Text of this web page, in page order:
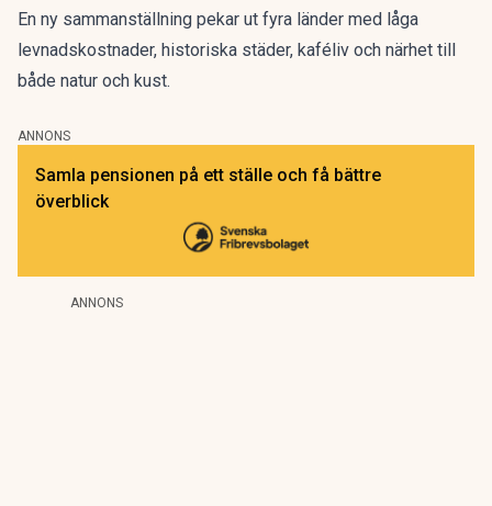
En ny sammanställning pekar ut fyra länder med låga
levnadskostnader, historiska städer, kaféliv och närhet till
både natur och kust.
ANNONS
Samla pensionen på ett ställe och få bättre
överblick
ANNONS